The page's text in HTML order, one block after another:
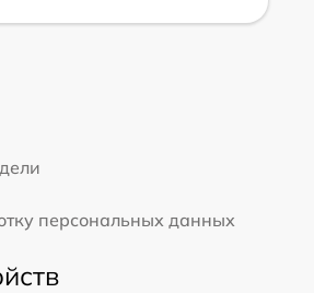
персональных данных